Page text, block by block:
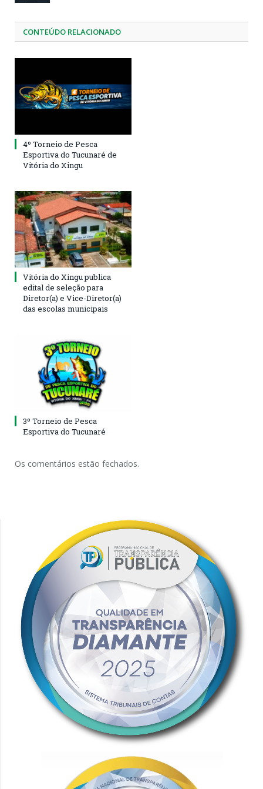
CONTEÚDO RELACIONADO
4º Torneio de Pesca
Esportiva do Tucunaré de
Vitória do Xingu
Vitória do Xingu publica
edital de seleção para
Diretor(a) e Vice-Diretor(a)
das escolas municipais
3º Torneio de Pesca
Esportiva do Tucunaré
Os comentários estão fechados.